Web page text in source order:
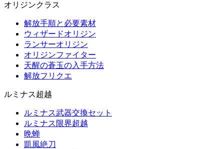
オリジンクラス
解放手順と必要素材
ウィザードオリジン
ランサーオリジン
オリジンファイター
天醒の蒼玉の入手方法
解放フリクエ
ルミナス超越
ルミナス武器交換セット
ルミナス限界超越
晩蝉
凱風絶刀